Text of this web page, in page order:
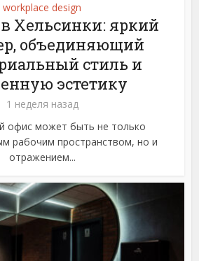
workplace design
Хельсинки: яркий
объединяющий
стиль и
эстетику
1 неделя назад
офис может быть не только
рабочим пространством, но и
отражением...